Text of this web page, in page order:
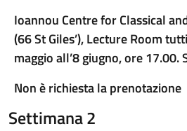
Ioannou Centre for Classical
(66 St Giles’), Lecture Room
maggio all’8 giugno, ore 17.00.
Non è richiesta la prenotazione
Settimana 2